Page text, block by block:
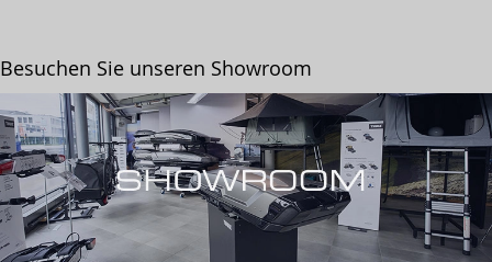
Besuchen Sie unseren Showroom